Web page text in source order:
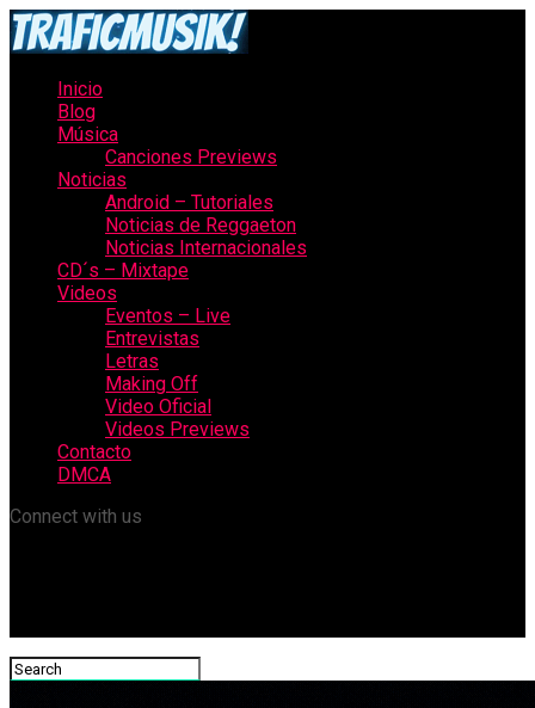
Inicio
Blog
Música
Canciones Previews
Noticias
Android – Tutoriales
Noticias de Reggaeton
Noticias Internacionales
CD´s – Mixtape
Videos
Eventos – Live
Entrevistas
Letras
Making Off
Video Oficial
Videos Previews
Contacto
DMCA
Connect with us